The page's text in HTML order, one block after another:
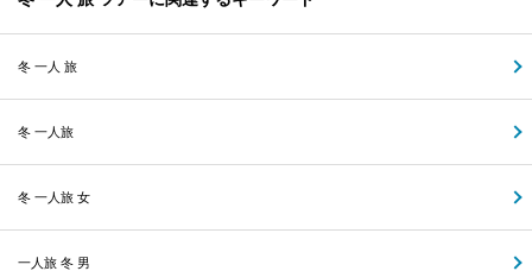
冬 一人 旅
冬 一人旅
冬 一人旅 女
一人旅 冬 男